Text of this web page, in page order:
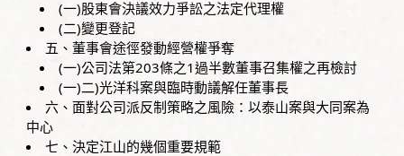
(一)股東會決議效力爭訟之法定代理權
(二)變更登記
五、董事會途徑發動經營權爭奪
(一)公司法第203條之1過半數董事召集權之再檢討
(一)二)光洋科案與臨時動議解任董事長
六、面對公司派反制策略之風險：以泰山案與大同案為
中心
七、決定江山的幾個重要規範